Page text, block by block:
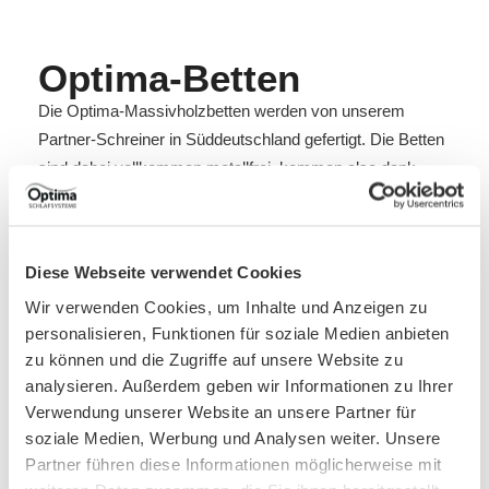
Diese Webseite verwendet Cookies
Wir verwenden Cookies, um Inhalte und Anzeigen zu
personalisieren, Funktionen für soziale Medien anbieten
zu können und die Zugriffe auf unsere Website zu
analysieren. Außerdem geben wir Informationen zu Ihrer
Verwendung unserer Website an unsere Partner für
soziale Medien, Werbung und Analysen weiter. Unsere
Partner führen diese Informationen möglicherweise mit
Optima-Betten
Die Optima-Massivholzbetten werden von unserem
Partner-Schreiner in Süddeutschland gefertigt. Die Betten
sind dabei vollkommen metallfrei, kommen also dank
ausgeklügeltem Stecksystem ohne Schrauben und
Matratzen
Wir fertigen Matratzen aus hochwertigem EvoPore HRC,
Talaly Naturlatex, oder aber auch aus Kaltschaum.